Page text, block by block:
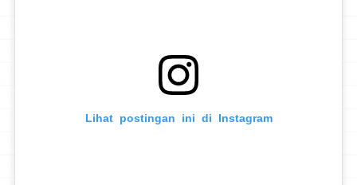
Lihat postingan ini di Instagram